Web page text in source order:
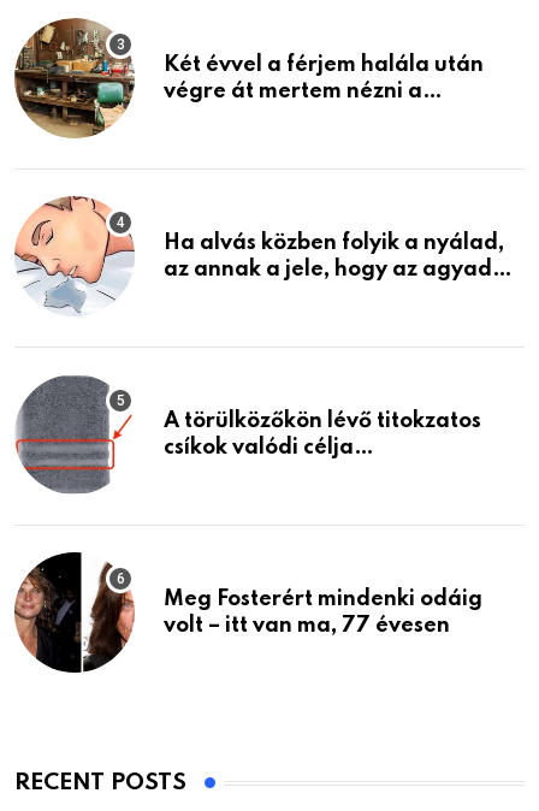
Két évvel a férjem halála után
végre át mertem nézni a
életemet
Ha alvás közben folyik a nyálad,
az annak a jele, hogy az agyad…
A törülközőkön lévő titokzatos
csíkok valódi célja…
Meg Fosterért mindenki odáig
volt – itt van ma, 77 évesen
RECENT POSTS